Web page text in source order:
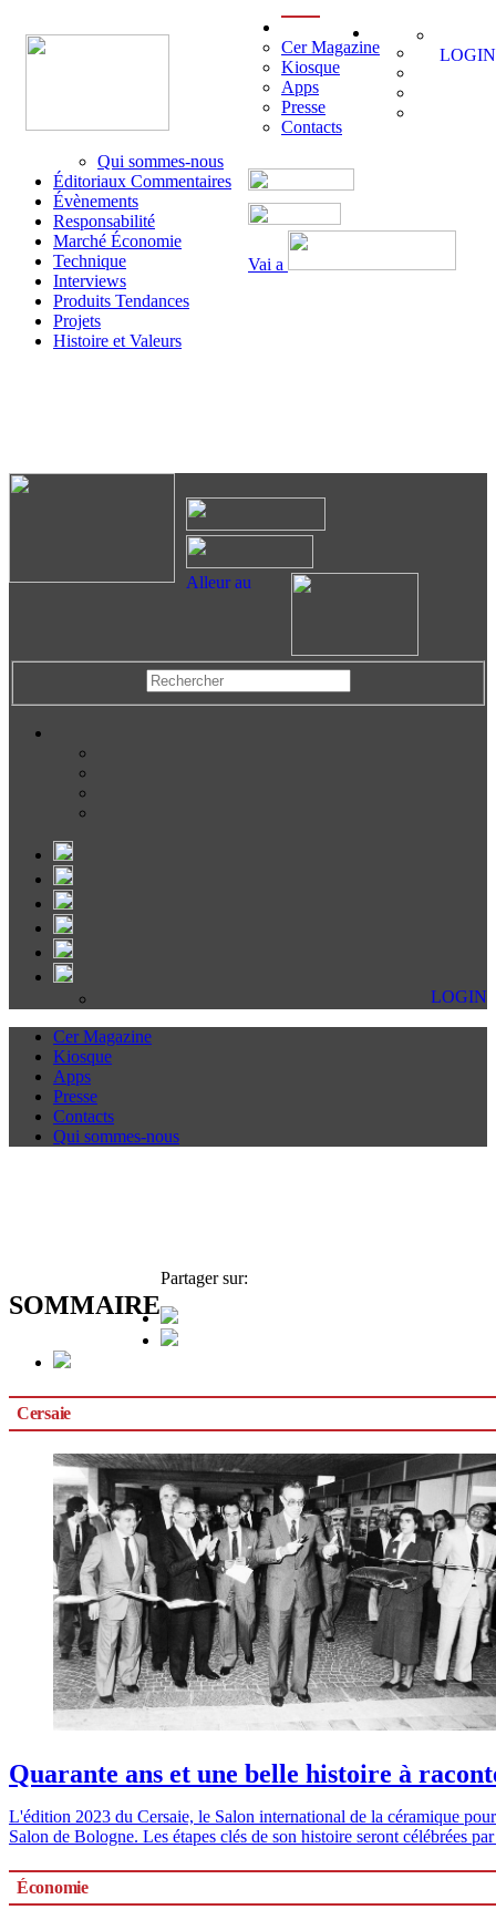
Vai a
Cer Magazine
Kiosque
Apps
Presse
Contacts
Qui sommes-nous
Éditoriaux Commentaires
Évènements
Responsabilité
Marché Économie
Technique
Interviews
Produits Tendances
Projets
Histoire et Valeurs
LOGIN
Alleur au
LOGIN
Cer Magazine
Kiosque
Apps
Presse
Contacts
Qui sommes-nous
SOMMAIRE
Partager sur:
Cersaie
Quarante ans et une belle histoire à
L'édition 2023 du Cersaie, le Salon international de la céramique
Salon de Bologne. Les étapes clés de son histoire seront célébrées
Économie